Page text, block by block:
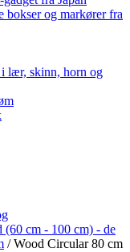
bokser og markører fra
lær, skinn, horn og
(60 cm - 100 cm) - de
/ Wood Circular 80 cm